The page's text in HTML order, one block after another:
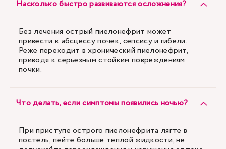
Насколько быстро развиваются осложнения?
Без лечения острый пиелонефрит может
привести к абсцессу почек, сепсису и гибели.
Реже переходит в хронический пиелонефрит,
приводя к серьезным стойким повреждениям
почки.
Что делать, если симптомы появились ночью?
При приступе острого пиелонефрита лягте в
постель, пейте больше теплой жидкости, не